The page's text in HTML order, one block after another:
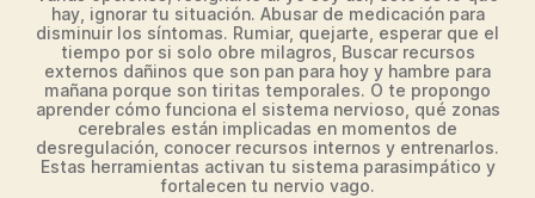
hay, ignorar tu situación. Abusar de medicación para
disminuir los síntomas. Rumiar, quejarte, esperar que el
tiempo por si solo obre milagros, Buscar recursos
externos dañinos que son pan para hoy y hambre para
mañana porque son tiritas temporales. O te propongo
aprender cómo funciona el sistema nervioso, qué zonas
cerebrales están implicadas en momentos de
desregulación, conocer recursos internos y entrenarlos.
Estas herramientas activan tu sistema parasimpático y
fortalecen tu nervio vago.